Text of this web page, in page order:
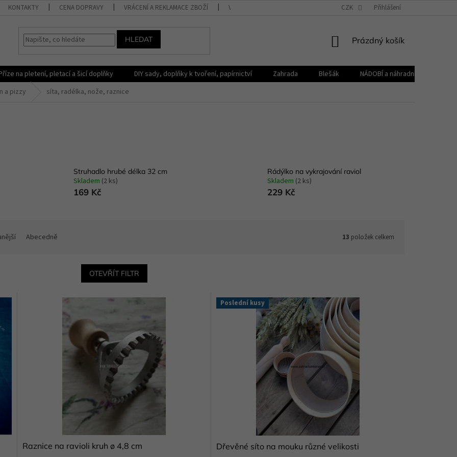
KONTAKTY CENA DOPRAVY VRÁCENÍ A REKLAMACE ZBOŽÍ VŠEOBECNÉ OBCHODNÍ PODMÍNKY REKLAMAČNÍ ŘÁD
CZK Přihlášení
HLEDAT
NÁKUPNÍ
Prázdný košík
na pletení, pletací a šicí doplňky DIY sady, doplňky k tvoření, papírnictví Zahrada Blešák
NÁDOBÍ a náhradní díly KELOmat
a pizzy síta, radélka, nože, raznice
Struhadlo hrubé délka 32 cm
Skladem (2 ks)
169 Kč
Rádýlko na vykrajování raviol
Skladem (2 ks)
229 Kč
Abecedně 13 položek celkem
OTEVŘÍT FILTR
Raznice na ravioli kruh ø 4,8 cm
Poslední kusy
Dřevěné síto na mouku různé velikosti